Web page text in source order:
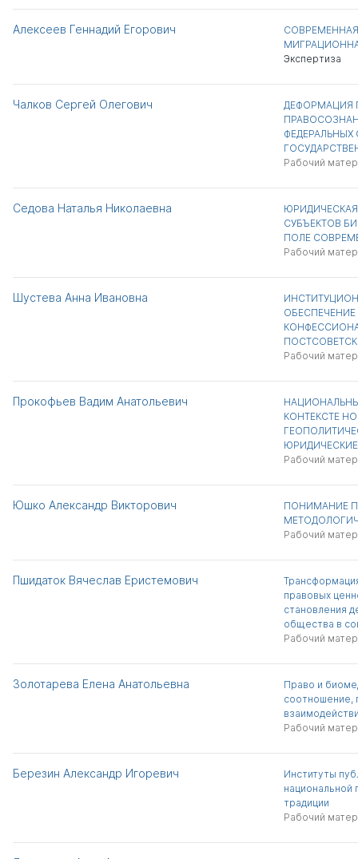
Алексеев Геннадий Егорович
Экспертиза
Чалков Сергей Олегович
ДЕФОРМАЦИЯ
ФЕДЕРАЛЬНЫХ
Рабочий
Седова Наталья Николаевна
СУБЪЕКТОВ
ПОЛЕ
Рабочий
Шустева Анна Ивановна
Рабочий
Прокофьев Вадим Анатольевич
КОНТЕКСТЕ
Рабочий
Юшко Александр Викторович
ПОНИМАНИЕ
Рабочий
Пшидаток Вячеслав Еристемович
правовых
становления
общества в
Рабочий
Золотарева Елена Анатольевна
Право и
соотношение,
Рабочий
Березин Александр Игоревич
Институты
национальной
традиции
Рабочий